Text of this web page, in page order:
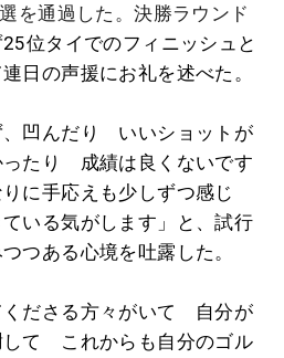
を通過した。決勝ラウンド
25位タイでのフィニッシュと
日の声援にお礼を述べた。
、凹んだり いいショットが
ったり 成績は良くないです
に手応えも少しずつ感じ
いる気がします」と、試行
つある心境を吐露した。
くださる方々がいて 自分が
して これからも自分のゴル